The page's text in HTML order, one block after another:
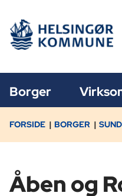
Borger
FORSIDE BORGER
Åben og